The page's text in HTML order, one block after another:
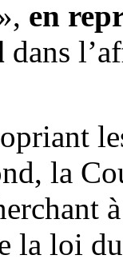
en
dans
la
la loi